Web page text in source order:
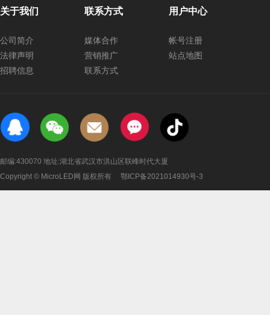
关于我们
公司简介
法律声明
招聘信息
联系方式
媒体合作
营销推广
联系方式
用户中心
帐号注册
站点地图
邮编:430070 地址:湖北省武汉市洪山区联峰时代大厦
Copyright © MicroLED网 版权所有 鄂ICP备2021014930号-3